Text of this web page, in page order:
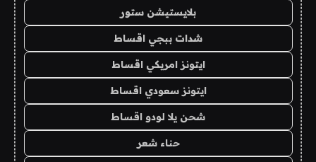
بلايستيشن ستور
شدات ببجي اقساط
ايتونز امريكي اقساط
ايتونز سعودي اقساط
شحن يلا لودو اقساط
حناء شعر